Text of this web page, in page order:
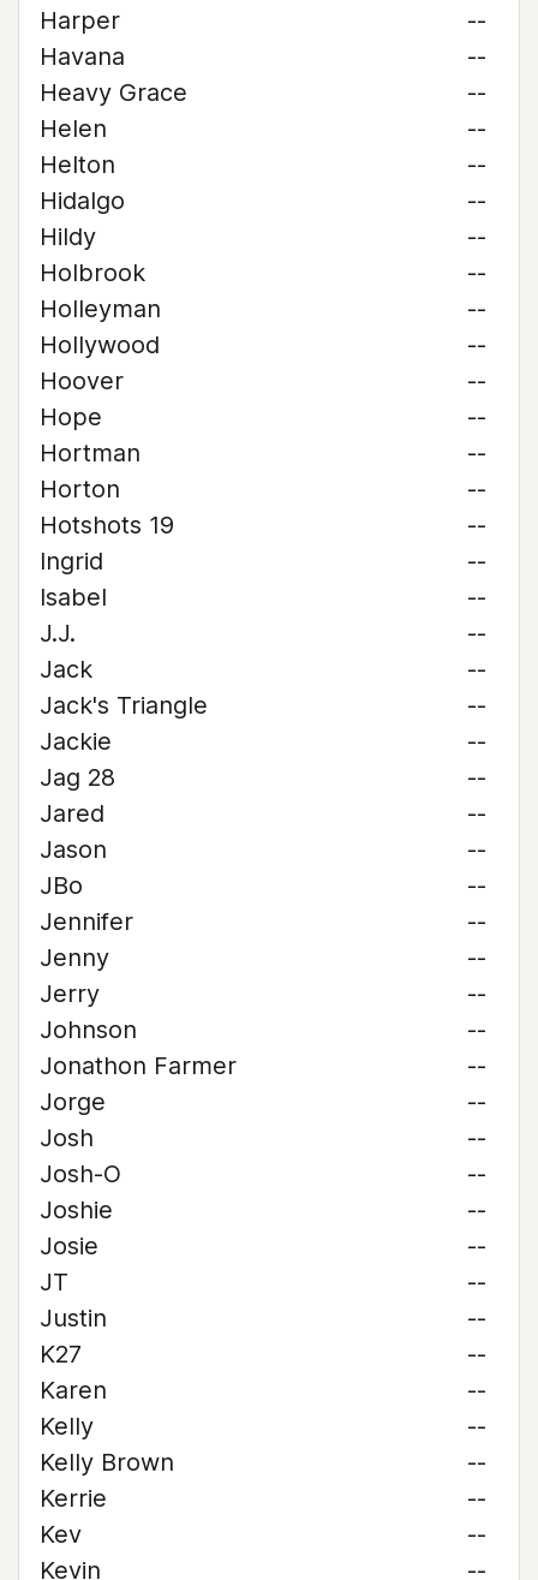
Harper
--
Havana
--
Heavy Grace
--
Helen
--
Helton
--
Hidalgo
--
Hildy
--
Holbrook
--
Holleyman
--
Hollywood
--
Hoover
--
Hope
--
Hortman
--
Horton
--
Hotshots 19
--
Ingrid
--
Isabel
--
J.J.
--
Jack
--
Jack's Triangle
--
Jackie
--
Jag 28
--
Jared
--
Jason
--
JBo
--
Jennifer
--
Jenny
--
Jerry
--
Johnson
--
Jonathon Farmer
--
Jorge
--
Josh
--
Josh-O
--
Joshie
--
Josie
--
JT
--
Justin
--
K27
--
Karen
--
Kelly
--
Kelly Brown
--
Kerrie
--
Kev
--
Kevin
--